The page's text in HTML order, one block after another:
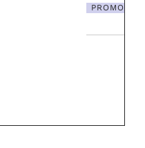
発・ベーリングの